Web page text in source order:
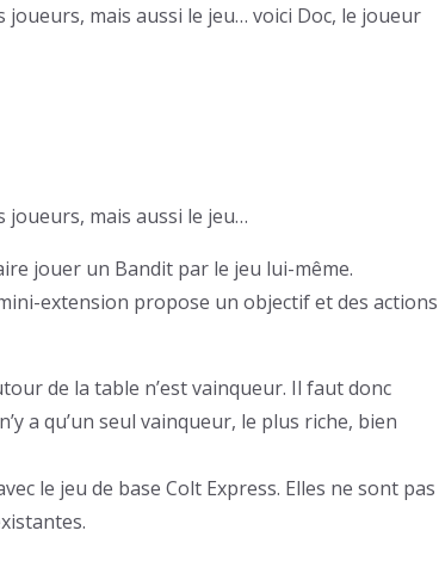
joueurs, mais aussi le jeu… voici Doc, le joueur
joueurs, mais aussi le jeu…
jouer un Bandit par le jeu lui-même.
extension propose un objectif et des actions
de la table n’est vainqueur. Il faut donc
a qu’un seul vainqueur, le plus riche, bien
le jeu de base Colt Express. Elles ne sont pas